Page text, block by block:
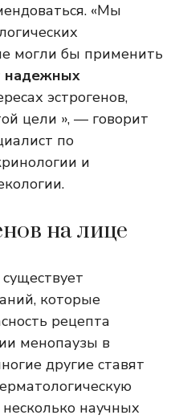
«Мы
могли бы применить
надежных
эстрогенов,
цели », — говорит
по
и
на лице
которые
рецепта
менопаузы в
другие ставят
несколько научных